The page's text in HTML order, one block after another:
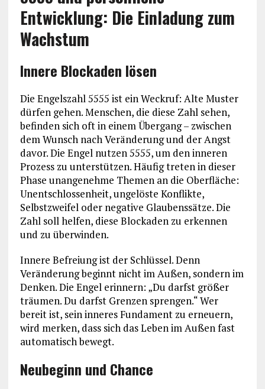
Entwicklung: Die Einladung zum
Wachstum
Innere Blockaden lösen
Die Engelszahl 5555 ist ein Weckruf: Alte Muster
dürfen gehen. Menschen, die diese Zahl sehen,
befinden sich oft in einem Übergang – zwischen
dem Wunsch nach Veränderung und der Angst
davor. Die Engel nutzen 5555, um den inneren
Prozess zu unterstützen. Häufig treten in dieser
Phase unangenehme Themen an die Oberfläche:
Unentschlossenheit, ungelöste Konflikte,
Selbstzweifel oder negative Glaubenssätze. Die
Zahl soll helfen, diese Blockaden zu erkennen
und zu überwinden.
Innere Befreiung ist der Schlüssel. Denn
Veränderung beginnt nicht im Außen, sondern im
Denken. Die Engel erinnern: „Du darfst größer
träumen. Du darfst Grenzen sprengen.“ Wer
bereit ist, sein inneres Fundament zu erneuern,
wird merken, dass sich das Leben im Außen fast
automatisch bewegt.
Neubeginn und Chance